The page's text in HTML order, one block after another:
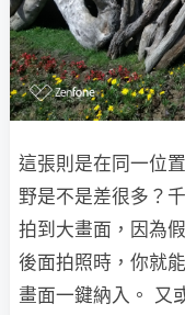
這張則是在同一位
野是不是差很多？
拍到大畫面，因為
後面拍照時，你就
畫面一鍵納入。 又